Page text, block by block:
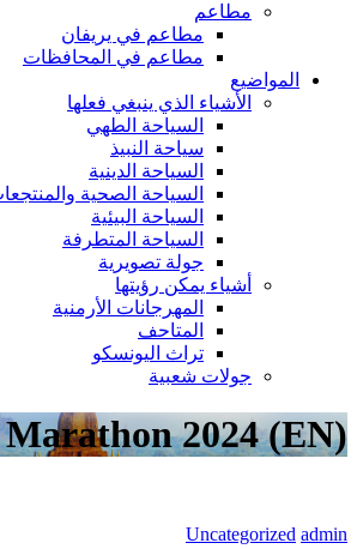
مطاعم
مطاعم في يريفان
مطاعم في المحافظات
المواضيع
الأشياء الذي ينبغي فعلها
السياحة الطهي
سياحة النبيذ
السياحة الدينية
السياحة الصحية
السياحة البيئية
السياحة المتطرفة
جولة تصويرية
أشياء يمكن رؤيتها
المهرجانات الأرمنية
المتاحف
تراث اليونسكو
جولات شعبية
(EN) Yerevan Marathon 2024
Uncategorized admin